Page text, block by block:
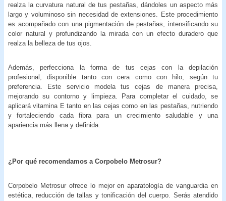
realza la curvatura natural de tus pestañas, dándoles un aspecto más
largo y voluminoso sin necesidad de extensiones. Este procedimiento
es acompañado con una pigmentación de pestañas, intensificando su
color natural y profundizando la mirada con un efecto duradero que
realza la belleza de tus ojos.
Además, perfecciona la forma de tus cejas con la depilación
profesional, disponible tanto con cera como con hilo, según tu
preferencia. Este servicio modela tus cejas de manera precisa,
mejorando su contorno y limpieza. Para completar el cuidado, se
aplicará vitamina E tanto en las cejas como en las pestañas, nutriendo
y fortaleciendo cada fibra para un crecimiento saludable y una
apariencia más llena y definida.
¿Por qué recomendamos a Corpobelo Metrosur?
Corpobelo Metrosur ofrece lo mejor en aparatología de vanguardia en
estética, reducción de tallas y tonificación del cuerpo. Serás atendido